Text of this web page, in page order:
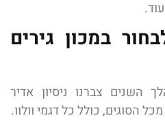
במכון גירים
השנים צברנו ניסיון אדיר
הסוגים, כולל כל דגמי וולוו.